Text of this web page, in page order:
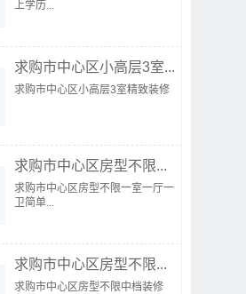
上学历...
求购市中心区小高层3室...
求购市中心区小高层3室精致装修
求购市中心区房型不限...
求购市中心区房型不限一室一厅一
卫简单...
求购市中心区房型不限...
求购市中心区房型不限中档装修